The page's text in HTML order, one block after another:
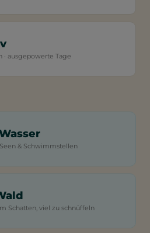
· ausgepowerte Tage
& Schwimmstellen
Schatten, viel zu schnüffeln